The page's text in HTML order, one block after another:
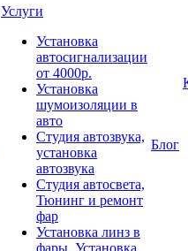
Услуги
Установка
автосигнализации
от 4000р.
Установка
шумоизоляции в
авто
Студия автозвука,
установка
автозвука
Студия автосвета,
Тюнинг и ремонт
фар
Установка линз в
фары, Установка
Блог